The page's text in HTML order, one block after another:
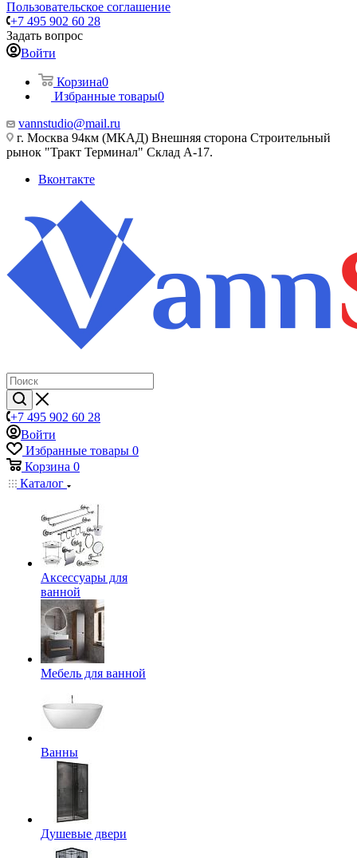
Пользовательское соглашение
+7 495 902 60 28
Задать вопрос
Войти
Корзина0
Избранные товары0
vannstudio@mail.ru
г. Москва 94км (МКАД) Внешняя сторона Строительный
рынок "Тракт Терминал" Склад А-17.
Вконтакте
+7 495 902 60 28
Войти
Избранные товары 0
Корзина 0
Каталог
Аксессуары для
ванной
Мебель для ванной
Ванны
Душевые двери